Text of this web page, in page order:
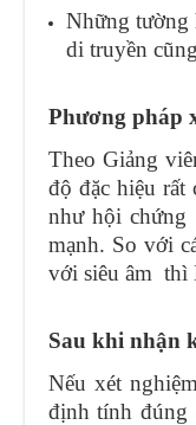
Những tường
di truyền
Phương pháp
Theo Giảng
độ đặc hiệu
như hội chứng
mạnh. So với
với siêu âm thì
Sau khi nhận
Nếu xét
định tính đúng